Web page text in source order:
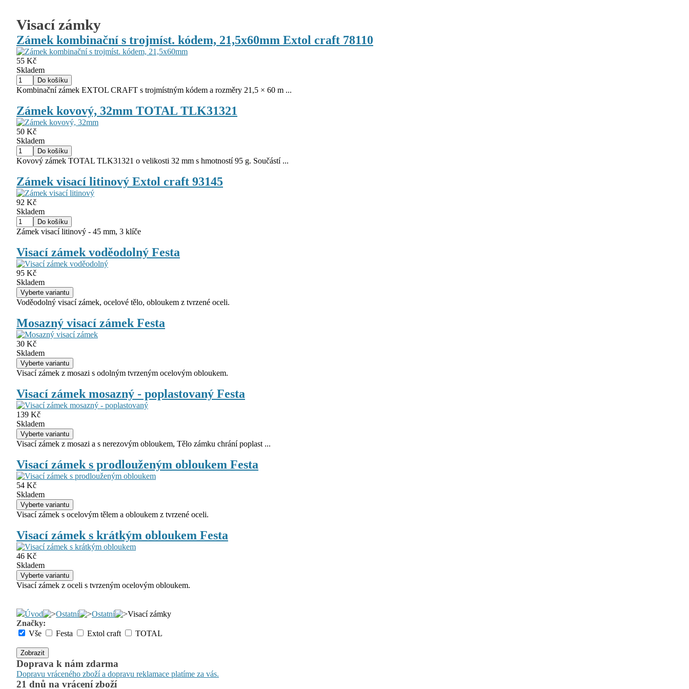
Visací zámky
Zámek kombinační s trojmíst. kódem, 21,5x60mm Extol craft 78110
55 Kč
Skladem
Kombinační zámek EXTOL CRAFT s trojmístným kódem a rozměry 21,5 × 60 m ...
Zámek kovový, 32mm TOTAL TLK31321
50 Kč
Skladem
Kovový zámek TOTAL TLK31321 o velikosti 32 mm s hmotností 95 g. Součástí ...
Zámek visací litinový Extol craft 93145
92 Kč
Skladem
Zámek visací litinový - 45 mm, 3 klíče
Visací zámek voděodolný Festa
95 Kč
Skladem
Voděodolný visací zámek, ocelové tělo, obloukem z tvrzené oceli.
Mosazný visací zámek Festa
30 Kč
Skladem
Visací zámek z mosazi s odolným tvrzeným ocelovým obloukem.
Visací zámek mosazný - poplastovaný Festa
139 Kč
Skladem
Visací zámek z mosazi a s nerezovým obloukem, Tělo zámku chrání poplast ...
Visací zámek s prodlouženým obloukem Festa
54 Kč
Skladem
Visací zámek s ocelovým tělem a obloukem z tvrzené oceli.
Visací zámek s krátkým obloukem Festa
46 Kč
Skladem
Visací zámek z oceli s tvrzeným ocelovým obloukem.
Úvod Ostatní Ostatní
Visací zámky
Značky:
Vše
Festa Extol craft TOTAL
Zobrazit
Doprava k nám zdarma
Dopravu vráceného zboží a dopravu reklamace platíme za vás.
21 dnů na vrácení zboží